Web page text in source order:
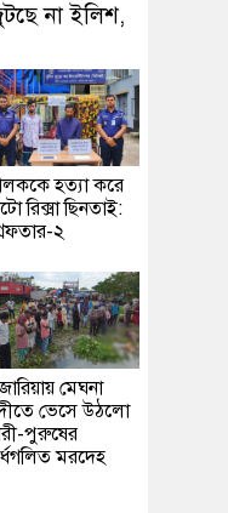
না ইলিশ,
হত্যা করে
রিক্সা ছিনতাই:
২
মেঘনা
ভেসে উঠলো
পুরুষের
মরদেহ